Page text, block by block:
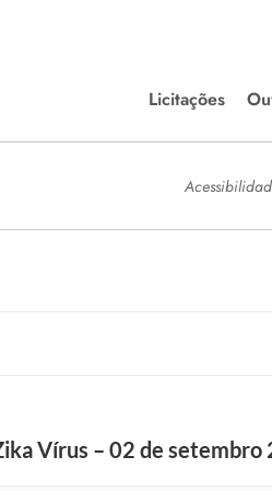
Licitações
Editais de Licitações
Chamamentos Públicos
Vírus – 02 de setembro